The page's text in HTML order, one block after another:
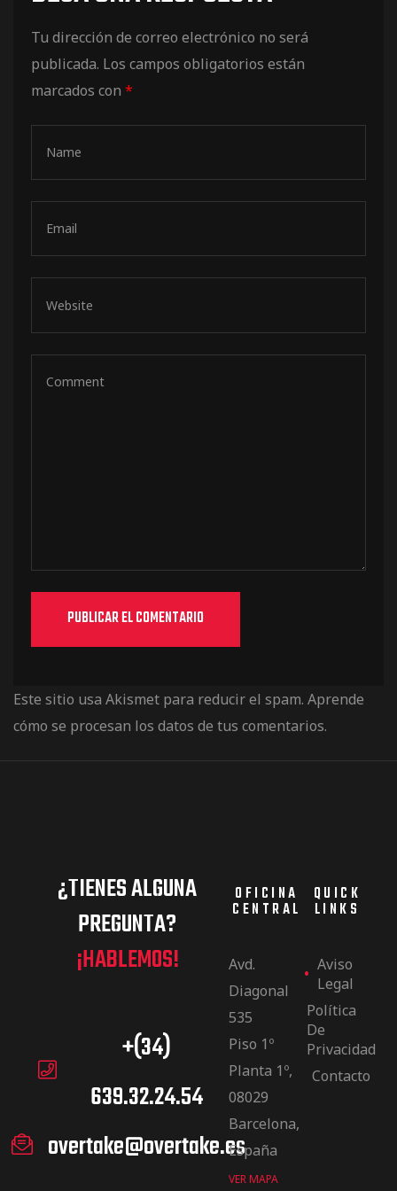
Tu dirección de correo electrónico no será
publicada. Los campos obligatorios están
marcados con *
Este sitio usa Akismet para reducir el spam. Aprende
cómo se procesan los datos de tus comentarios.
¿TIENES ALGUNA
PREGUNTA?
¡HABLEMOS!
+(34)
639.32.24.54
overtake@overtake.es
OFICINA
CENTRAL
Avd.
Diagonal
535
Piso 1º
Planta 1º,
08029
Barcelona,
España
VER MAPA
QUICK
LINKS
Aviso
Legal
Política
De
Privacidad
Contacto